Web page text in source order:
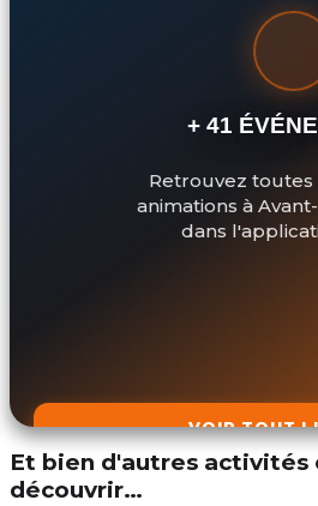
+ 41
Retrouvez toutes
animations à
dans
VOIR TOUT
Et bien d'autres activités
découvrir…